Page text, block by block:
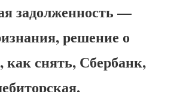
задолженность —
решение о
как снять, Сбербанк,